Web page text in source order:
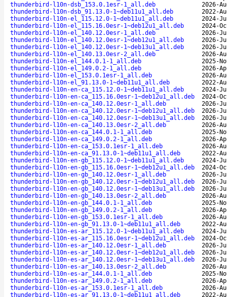
thunderbird-l10n-dsb_153.0.1esr-1_all.deb
2026-
thunderbird-l10n-dsb_91.13.0-1~deb11u1_all.deb
2022-
thunderbird-l10n-el_115.12.0-1~deb11u1_all.deb
2024-
thunderbird-l10n-el_115.16.0esr-1~deb12u1_all.deb
2024-
thunderbird-l10n-el_140.12.0esr-1_all.deb
2026-
thunderbird-l10n-el_140.12.0esr-1~deb12u1_all.deb
2026-
thunderbird-l10n-el_140.12.0esr-1~deb13u1_all.deb
2026-
thunderbird-l10n-el_140.13.0esr-2_all.deb
2026-
thunderbird-l10n-el_144.0.1-1_all.deb
2025-
thunderbird-l10n-el_149.0.2-1_all.deb
2026-
thunderbird-l10n-el_153.0.1esr-1_all.deb
2026-
thunderbird-l10n-el_91.13.0-1~deb11u1_all.deb
2022-
thunderbird-l10n-en-ca_115.12.0-1~deb11u1_all.deb
2024-
thunderbird-l10n-en-ca_115.16.0esr-1~deb12u1_all.deb
2024-
thunderbird-l10n-en-ca_140.12.0esr-1_all.deb
2026-
thunderbird-l10n-en-ca_140.12.0esr-1~deb12u1_all.deb
2026-
thunderbird-l10n-en-ca_140.12.0esr-1~deb13u1_all.deb
2026-
thunderbird-l10n-en-ca_140.13.0esr-2_all.deb
2026-
thunderbird-l10n-en-ca_144.0.1-1_all.deb
2025-
thunderbird-l10n-en-ca_149.0.2-1_all.deb
2026-
thunderbird-l10n-en-ca_153.0.1esr-1_all.deb
2026-
thunderbird-l10n-en-ca_91.13.0-1~deb11u1_all.deb
2022-
thunderbird-l10n-en-gb_115.12.0-1~deb11u1_all.deb
2024-
thunderbird-l10n-en-gb_115.16.0esr-1~deb12u1_all.deb
2024-
thunderbird-l10n-en-gb_140.12.0esr-1_all.deb
2026-
thunderbird-l10n-en-gb_140.12.0esr-1~deb12u1_all.deb
2026-
thunderbird-l10n-en-gb_140.12.0esr-1~deb13u1_all.deb
2026-
thunderbird-l10n-en-gb_140.13.0esr-2_all.deb
2026-
thunderbird-l10n-en-gb_144.0.1-1_all.deb
2025-
thunderbird-l10n-en-gb_149.0.2-1_all.deb
2026-
thunderbird-l10n-en-gb_153.0.1esr-1_all.deb
2026-
thunderbird-l10n-en-gb_91.13.0-1~deb11u1_all.deb
2022-
thunderbird-l10n-es-ar_115.12.0-1~deb11u1_all.deb
2024-
thunderbird-l10n-es-ar_115.16.0esr-1~deb12u1_all.deb
2024-
thunderbird-l10n-es-ar_140.12.0esr-1_all.deb
2026-
thunderbird-l10n-es-ar_140.12.0esr-1~deb12u1_all.deb
2026-
thunderbird-l10n-es-ar_140.12.0esr-1~deb13u1_all.deb
2026-
thunderbird-l10n-es-ar_140.13.0esr-2_all.deb
2026-
thunderbird-l10n-es-ar_144.0.1-1_all.deb
2025-
thunderbird-l10n-es-ar_149.0.2-1_all.deb
2026-
thunderbird-l10n-es-ar_153.0.1esr-1_all.deb
2026-
thunderbird-l10n-es-ar_91.13.0-1~deb11u1_all.deb
2022-